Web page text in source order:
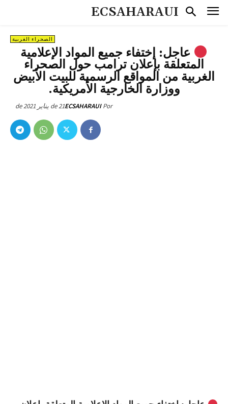
ECSAHARAUI
الصحراء الغربية
عاجل: إختفاء جميع المواد الإعلامية
المتعلقة بإعلان ترامب حول الصحراء
الغربية من المواقع الرسمية للبيت الأبيض
ووزارة الخارجية الأمريكية.
Por
ECSAHARAUI21 de يناير de 2021